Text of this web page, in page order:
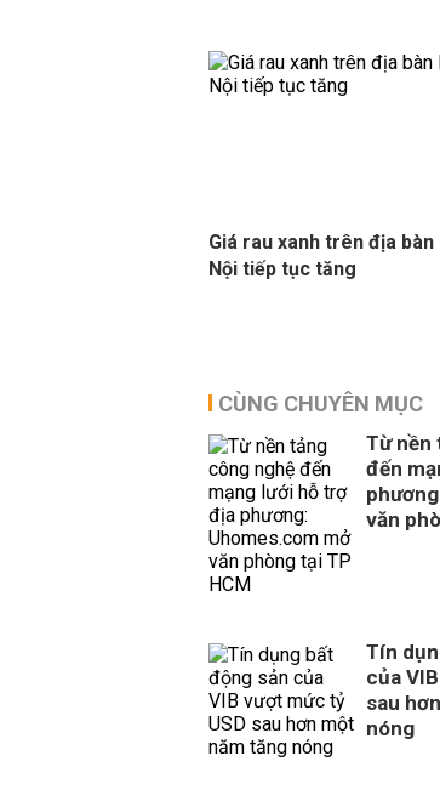
Giá rau xanh trên địa bàn
Nội tiếp tục tăng
CÙNG CHUYÊN MỤC
Từ nền
đến
văn
Tín
của
sau
nóng